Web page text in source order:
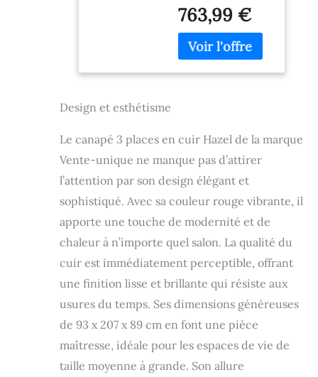
produit se fera au
pied de la rue.
Canapés en cuir de
veau HAZEL
Couleur : rouge
veau de 0,9 à 1,1
mm d'épaisseur.
Dossier avec
suspensions par
sangles élastiques
Hauteur d'assise :
44 cm, profondeur
de l'assise : 54 cm,
rembourrage du
dossier : mousse
polyuréthane Cuir
de veau, Confort,
Vente-unique: 94
% de clients
satisfaits - Plus de
763,99 €
Design et esthétisme
Le canapé 3 places en cuir Hazel de la marque
Vente-unique ne manque pas d’attirer
l’attention par son design élégant et
sophistiqué. Avec sa couleur rouge vibrante, il
apporte une touche de modernité et de
chaleur à n’importe quel salon. La qualité du
cuir est immédiatement perceptible, offrant
une finition lisse et brillante qui résiste aux
usures du temps. Ses dimensions généreuses
de 93 x 207 x 89 cm en font une pièce
maîtresse, idéale pour les espaces de vie de
taille moyenne à grande. Son allure